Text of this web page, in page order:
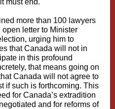
must end.
more than 100 lawyers
letter to Minister
urging him to
that Canada will not in
in this profound
that means going on
Canada will not agree to
if such is forthcoming. This
for Canada’s extradition
and for reforms of